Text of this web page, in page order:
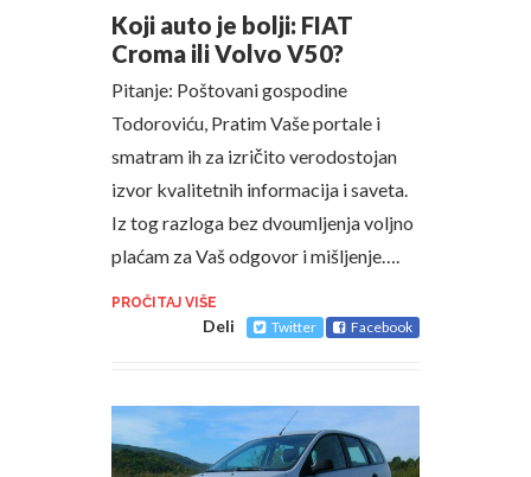
Koji auto je bolji: FIAT
Croma ili Volvo V50?
Pitanje: Poštovani gospodine
Todoroviću, Pratim Vaše portale i
smatram ih za izričito verodostojan
izvor kvalitetnih informacija i saveta.
Iz tog razloga bez dvoumljenja voljno
plaćam za Vaš odgovor i mišljenje….
PROČITAJ VIŠE
Deli Twitter Facebook